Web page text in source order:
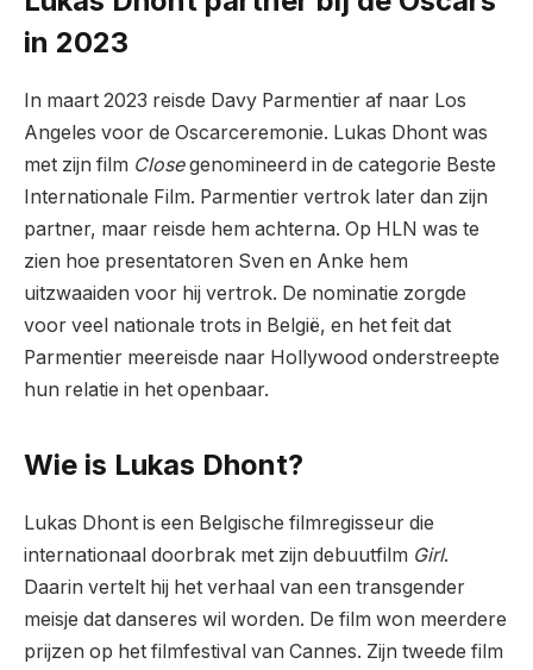
in 2023
In maart 2023 reisde Davy Parmentier af naar Los
Angeles voor de Oscarceremonie. Lukas Dhont was
met zijn film Closegenomineerd in de categorie Beste
Internationale Film. Parmentier vertrok later dan zijn
partner, maar reisde hem achterna. Op HLN was te
zien hoe presentatoren Sven en Anke hem
uitzwaaiden voor hij vertrok. De nominatie zorgde
voor veel nationale trots in België, en het feit dat
Parmentier meereisde naar Hollywood onderstreepte
hun relatie in het openbaar.
Wie is Lukas Dhont?
Lukas Dhont is een Belgische filmregisseur die
internationaal doorbrak met zijn debuutfilm Girl.
Daarin vertelt hij het verhaal van een transgender
meisje dat danseres wil worden. De film won meerdere
prijzen op het filmfestival van Cannes. Zijn tweede film